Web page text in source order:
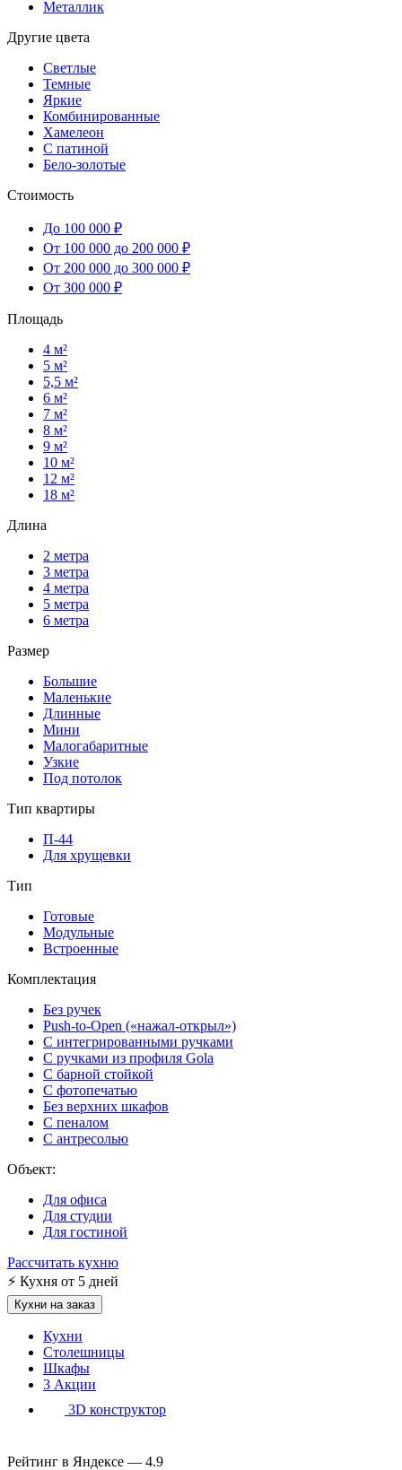
Металлик
Другие цвета
Светлые
Темные
Яркие
Комбинированные
Хамелеон
С патиной
Бело-золотые
Стоимость
До 100 000 ₽
От 100 000 до 200 000 ₽
От 200 000 до 300 000 ₽
От 300 000 ₽
Площадь
4 м²
5 м²
5,5 м²
6 м²
7 м²
8 м²
9 м²
10 м²
12 м²
18 м²
Длина
2 метра
3 метра
4 метра
5 метра
6 метра
Размер
Большие
Маленькие
Длинные
Мини
Малогабаритные
Узкие
Под потолок
Тип квартиры
П-44
Для хрущевки
Тип
Готовые
Модульные
Встроенные
Комплектация
Без ручек
Push-to-Open («нажал-открыл»)
С интегрированными ручками
С ручками из профиля Gola
С барной стойкой
С фотопечатью
Без верхних шкафов
С пеналом
С антресолью
Объект:
Для офиса
Для студии
Для гостиной
Рассчитать кухню
⚡ Кухня от 5 дней
Кухни на заказ
Кухни
Столешницы
Шкафы
3 Акции
3D конструктор
Рейтинг в Яндексе — 4.9